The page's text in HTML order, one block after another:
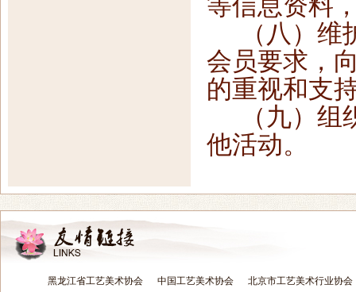
（八）
会员要求，
的重视和支
（九）
他活动。
黑龙江省工艺美术协会 中国工艺美术协会
北京市工艺美术行业协会